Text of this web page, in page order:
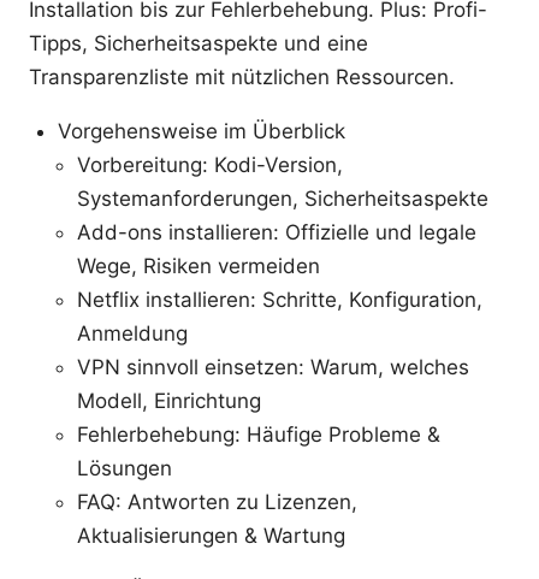
Installation bis zur Fehlerbehebung. Plus: Profi-
Tipps, Sicherheitsaspekte und eine
Transparenzliste mit nützlichen Ressourcen.
Vorgehensweise im Überblick
Vorbereitung: Kodi-Version,
Systemanforderungen, Sicherheitsaspekte
Add-ons installieren: Offizielle und legale
Wege, Risiken vermeiden
Netflix installieren: Schritte, Konfiguration,
Anmeldung
VPN sinnvoll einsetzen: Warum, welches
Modell, Einrichtung
Fehlerbehebung: Häufige Probleme &
Lösungen
FAQ: Antworten zu Lizenzen,
Aktualisierungen & Wartung